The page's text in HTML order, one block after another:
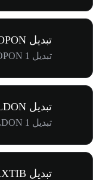
تبدیل SHOPON به GBP
تبدیل 1 SHOPON به £110.62
تبدیل GLDON به GBP
تبدیل 1 GLDON به £296.00
تبدیل AXTIB به GBP